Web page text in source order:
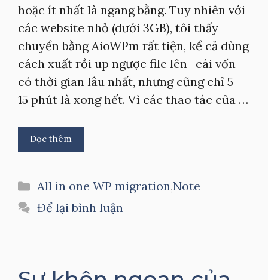
hoặc ít nhất là ngang bằng. Tuy nhiên với
các website nhỏ (dưới 3GB), tôi thấy
chuyển bằng AioWPm rất tiện, kể cả dùng
cách xuất rồi up ngược file lên- cái vốn
có thời gian lâu nhất, nhưng cũng chỉ 5 –
15 phút là xong hết. Vì các thao tác của …
Đọc thêm
Danh
mục
All in one WP migration,Note
Để lại bình luận